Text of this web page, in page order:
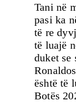
Tani në
pasi ka
të re
të luajë
duket se
është të
Botës